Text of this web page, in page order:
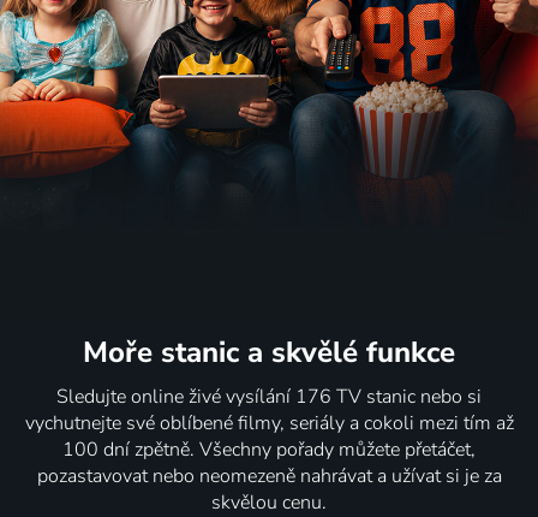
Moře stanic a skvělé funkce
Sledujte online živé vysílání 176 TV stanic nebo si
vychutnejte své oblíbené filmy, seriály a cokoli mezi tím až
100 dní zpětně. Všechny pořady můžete přetáčet,
pozastavovat nebo neomezeně nahrávat a užívat si je za
skvělou cenu.